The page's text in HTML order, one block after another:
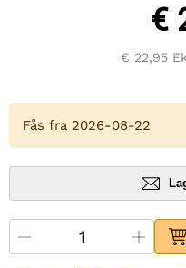
€
€ 22,95
Fås fra 2026-08-22